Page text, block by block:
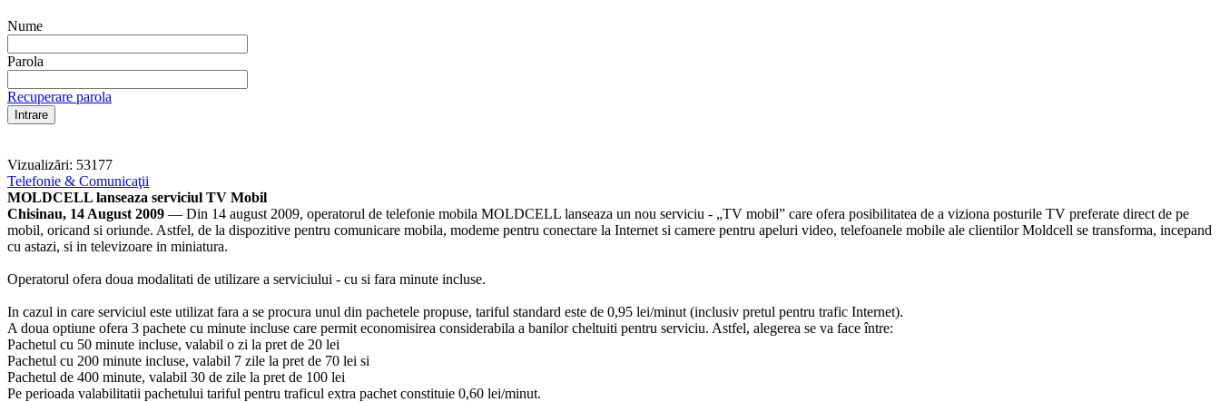
Nume
Parola
Recuperare parola
Vizualizări: 53177
Telefonie & Comunicaţii
MOLDCELL lanseaza serviciul TV Mobil
Chisinau, 14 August 2009 — Din 14 august 2009, operatorul de telefonie mobila MOLDCELL lanseaza un nou serviciu - „TV mobil” care ofera posibilitatea de a viziona posturile TV preferate direct de pe
mobil, oricand si oriunde. Astfel, de la dispozitive pentru comunicare mobila, modeme pentru conectare la Internet si camere pentru apeluri video, telefoanele mobile ale clientilor Moldcell se transforma, incepand
cu astazi, si in televizoare in miniatura.
Operatorul ofera doua modalitati de utilizare a serviciului - cu si fara minute incluse.
In cazul in care serviciul este utilizat fara a se procura unul din pachetele propuse, tariful standard este de 0,95 lei/minut (inclusiv pretul pentru trafic Internet).
A doua optiune ofera 3 pachete cu minute incluse care permit economisirea considerabila a banilor cheltuiti pentru serviciu. Astfel, alegerea se va face între:
Pachetul cu 50 minute incluse, valabil o zi la pret de 20 lei
Pachetul cu 200 minute incluse, valabil 7 zile la pret de 70 lei si
Pachetul de 400 minute, valabil 30 de zile la pret de 100 lei
Pe perioada valabilitatii pachetului tariful pentru traficul extra pachet constituie 0,60 lei/minut.